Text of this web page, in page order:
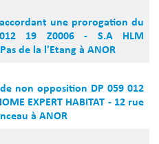
accordant une prorogation du
19 Z0006 - S.A HLM
Pas de la l'Etang à ANOR
non opposition DP 059 012
EXPERT HABITAT - 12 rue
à ANOR